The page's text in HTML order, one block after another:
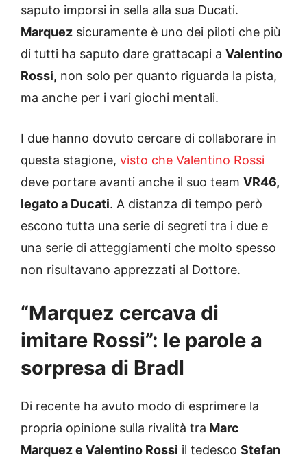
saputo imporsi in sella alla sua Ducati.
Marquez sicuramente è uno dei piloti che più
di tutti ha saputo dare grattacapi a Valentino
Rossi, non solo per quanto riguarda la pista,
ma anche per i vari giochi mentali.
I due hanno dovuto cercare di collaborare in
questa stagione, visto che Valentino Rossi
deve portare avanti anche il suo team VR46,
legato a Ducati. A distanza di tempo però
escono tutta una serie di segreti tra i due e
una serie di atteggiamenti che molto spesso
non risultavano apprezzati al Dottore.
“Marquez cercava di
imitare Rossi”: le parole a
sorpresa di Bradl
Di recente ha avuto modo di esprimere la
propria opinione sulla rivalità tra Marc
Marquez e Valentino Rossi il tedesco Stefan